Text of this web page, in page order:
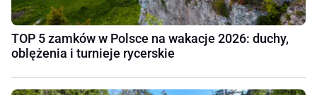
TOP 5 zamków w Polsce na wakacje 2026: duchy,
oblężenia i turnieje rycerskie